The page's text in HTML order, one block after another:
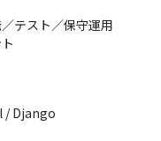
テスト／保守運用
/ Django